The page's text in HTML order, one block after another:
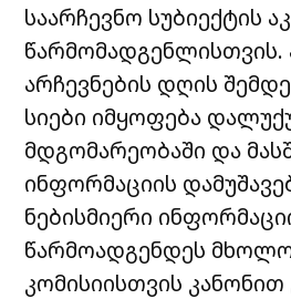
საარჩევნო სუბიექტის
წარმომადგენლისთვის.
არჩევნების დღის
სიები იმყოფება
მდგომარეობაში და
ინფორმაციის
ნებისმიერი
წარმოადგენდეს
კომისიისთვის კანონით